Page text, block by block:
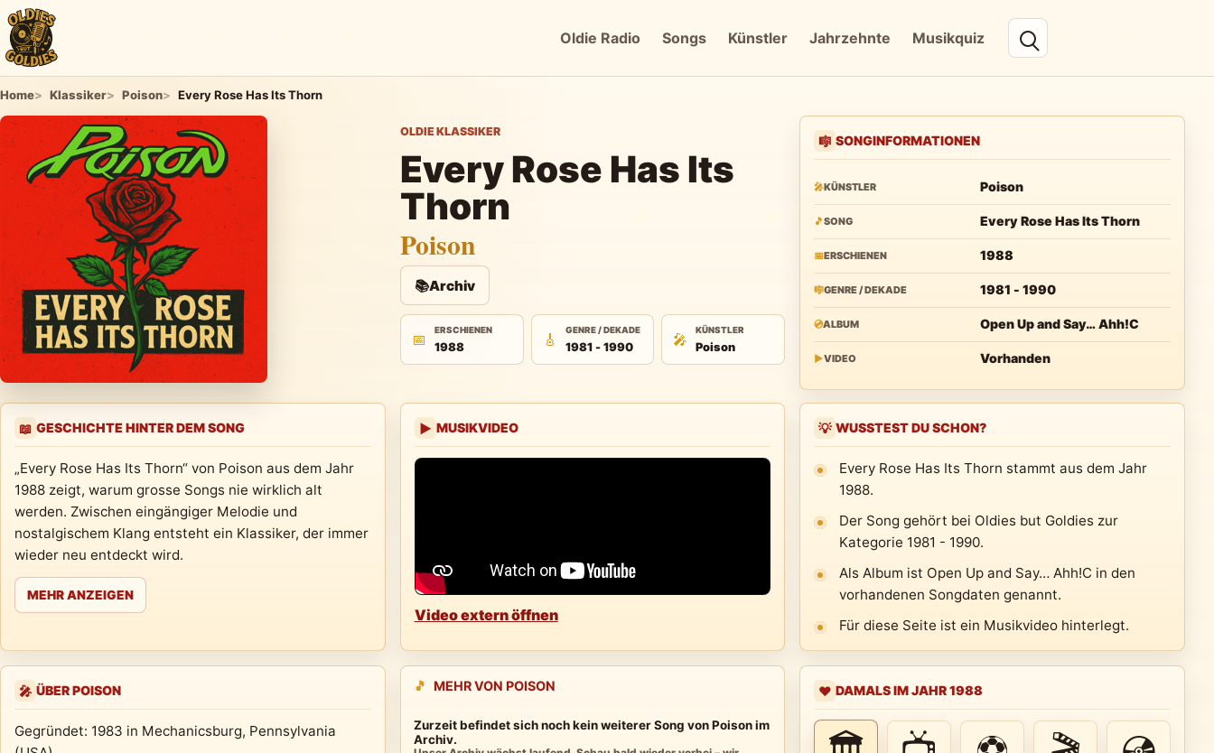
Oldie Radio Songs Künstler Jahrzehnte Musikquiz
Home Klassiker Poison Every Rose Has Its Thorn
OLDIE KLASSIKER
Every Rose Has Its
Thorn
Poison
📚Archiv
📅
ERSCHIENEN
1988 🎸
GENRE / DEKADE
1981 - 1990 🎤
KÜNSTLER
Poison
🎼 SONGINFORMATIONEN
🎤KÜNSTLER Poison
🎵SONG Every Rose Has Its Thorn
📅ERSCHIENEN 1988
🎼GENRE / DEKADE 1981 - 1990
💿ALBUM Open Up and Say… Ahh!C
▶VIDEO Vorhanden
📖 GESCHICHTE HINTER DEM SONG
„Every Rose Has Its Thorn“ von Poison aus dem Jahr
1988 zeigt, warum grosse Songs nie wirklich alt
werden. Zwischen eingängiger Melodie und
nostalgischem Klang entsteht ein Klassiker, der immer
wieder neu entdeckt wird.
MEHR ANZEIGEN
▶ MUSIKVIDEO
Video extern öffnen
💡 WUSSTEST DU SCHON?
Every Rose Has Its Thorn stammt aus dem Jahr
1988.
Der Song gehört bei Oldies but Goldies zur
Kategorie 1981 - 1990.
Als Album ist Open Up and Say… Ahh!C in den
vorhandenen Songdaten genannt.
Für diese Seite ist ein Musikvideo hinterlegt.
🎤 ÜBER POISON
Gegründet: 1983 in Mechanicsburg, Pennsylvania
🎵 MEHR VON POISON
Zurzeit befindet sich noch kein weiterer Song von Poison im
Archiv.
❤️ DAMALS IM JAHR 1988